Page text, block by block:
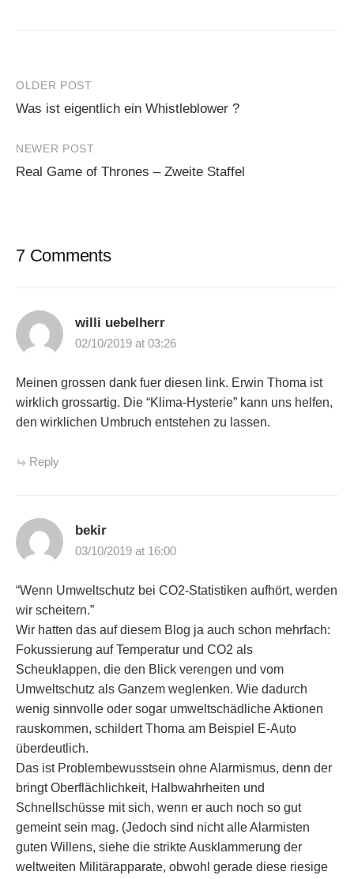
Post
navigation
OLDER POST
Was ist eigentlich ein Whistleblower ?
NEWER POST
Real Game of Thrones – Zweite Staffel
7 Comments
willi uebelherr
02/10/2019 at 03:26
Meinen grossen dank fuer diesen link. Erwin Thoma ist
wirklich grossartig. Die “Klima-Hysterie” kann uns helfen,
den wirklichen Umbruch entstehen zu lassen.
Reply
bekir
03/10/2019 at 16:00
“Wenn Umweltschutz bei CO2-Statistiken aufhört, werden
wir scheitern.”
Wir hatten das auf diesem Blog ja auch schon mehrfach:
Fokussierung auf Temperatur und CO2 als
Scheuklappen, die den Blick verengen und vom
Umweltschutz als Ganzem weglenken. Wie dadurch
wenig sinnvolle oder sogar umweltschädliche Aktionen
rauskommen, schildert Thoma am Beispiel E-Auto
überdeutlich.
Das ist Problembewusstsein ohne Alarmismus, denn der
bringt Oberflächlichkeit, Halbwahrheiten und
Schnellschüsse mit sich, wenn er auch noch so gut
gemeint sein mag. (Jedoch sind nicht alle Alarmisten
guten Willens, siehe die strikte Ausklammerung der
weltweiten Militärapparate, obwohl gerade diese riesige